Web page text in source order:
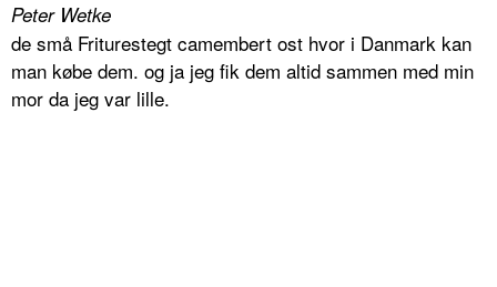
Peter Wetke
de små Friturestegt camembert ost hvor i Danmark kan
man købe dem. og ja jeg fik dem altid sammen med min
mor da jeg var lille.